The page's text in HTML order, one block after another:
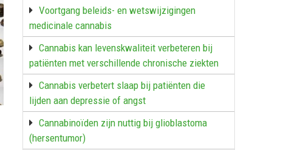
Voortgang beleids- en wetswijzigingen
medicinale cannabis
Cannabis kan levenskwaliteit verbeteren bij
patiënten met verschillende chronische ziekten
Cannabis verbetert slaap bij patiënten die
lijden aan depressie of angst
Cannabinoïden zijn nuttig bij glioblastoma
(hersentumor)